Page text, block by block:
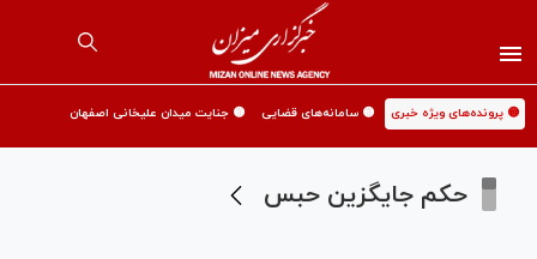
🟡 پرونده‌های ویژه خبری 🟡 سامانه‌های قضایی 🟡 جنایت میدان علیخانی اصفهان
حکم جایگزین حبس